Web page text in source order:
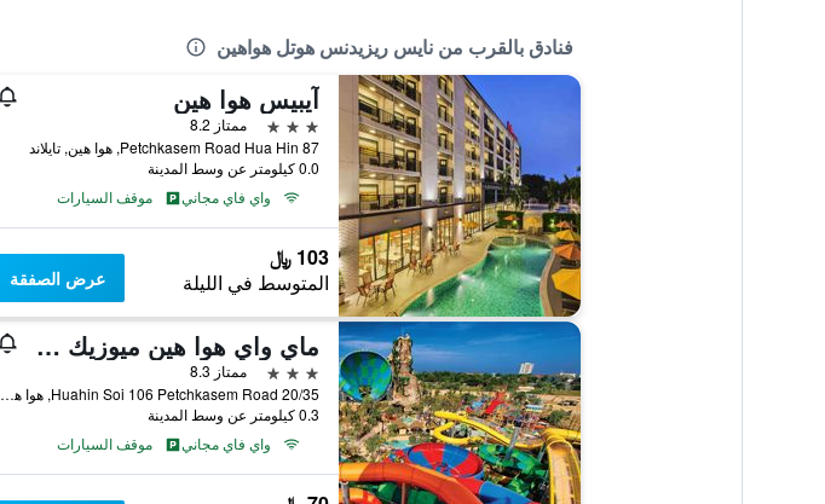
فنادق بالقرب من نايس ريزيدنس هوتل هواهين
آيبيس هوا هين
3 نجوم
ممتاز 8.2
Petchkasem Road Hua Hin 87, هوا هين, تايلاند
0.0 كيلومتر عن وسط المدينة
واي فاي مجاني
موقف السيارات
103 ﷼
المتوسط في الليلة عرض الصفقة
ماي واي هوا هين ميوزيك هوتل
3 نجوم
ممتاز 8.3
20/35 Huahin Soi 106 Petchkasem Road, هوا هين, تايلاند
0.3 كيلومتر عن وسط المدينة
واي فاي مجاني
موقف السيارات